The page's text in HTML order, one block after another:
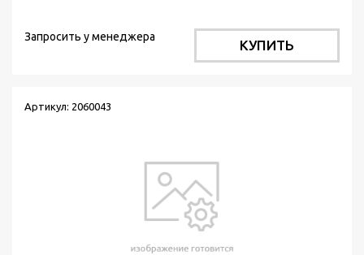
Запросить у менеджера
КУПИТЬ
Артикул: 2060043